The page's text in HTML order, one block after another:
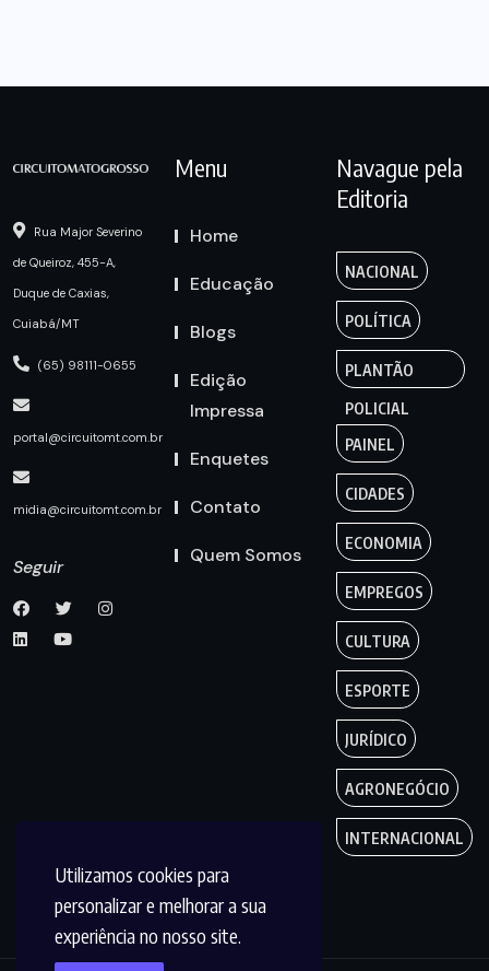
Utilizamos cookies para
personalizar e melhorar a sua
experiência no nosso site.
Rua Major Severino
de Queiroz, 455-A,
Duque de Caxias,
Cuiabá/MT
(65) 98111-0655
portal@circuitomt.com.br
midia@circuitomt.com.br
Seguir
Menu
Home
Educação
Blogs
Edição
Impressa
Enquetes
Contato
Quem Somos
Navague pela
Editoria
NACIONAL
POLÍTICA
PLANTÃO
POLICIAL
PAINEL
CIDADES
ECONOMIA
EMPREGOS
CULTURA
ESPORTE
JURÍDICO
AGRONEGÓCIO
INTERNACIONAL